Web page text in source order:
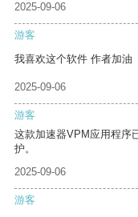
2025-09-06
游客
我喜欢这个软件 作者加油
2025-09-06
游客
这款加速器VPM应用程序
护。
2025-09-06
游客